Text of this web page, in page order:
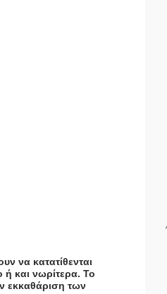
να κατατίθενται
ή και νωρίτερα. Το
εκκαθάριση των